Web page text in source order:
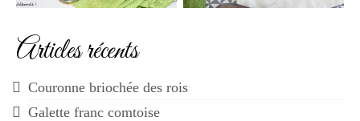
Articles récents
Couronne briochée des rois
Galette franc comtoise